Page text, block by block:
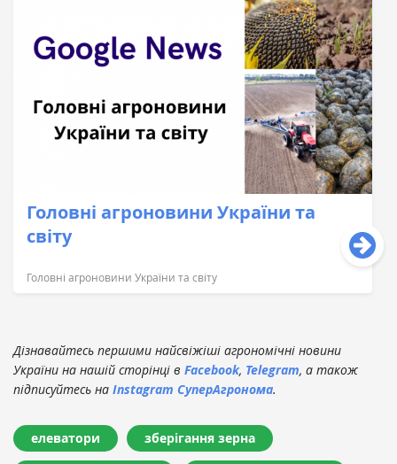
Головні агроновини України та
світу
Головні агроновини України та світу
Дізнавайтесь першими найсвіжіші агрономічні новини
України на нашій сторінці в Facebook, Telegram, а також
підписуйтесь на Instagram СуперАгронома.
елеватори зберігання зерна